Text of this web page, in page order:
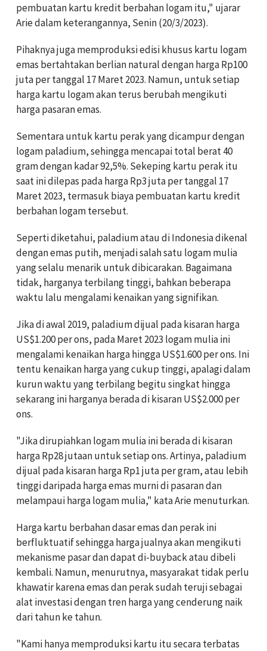
pembuatan kartu kredit berbahan logam itu," ujarar
Arie dalam keterangannya, Senin (20/3/2023).
Pihaknya juga memproduksi edisi khusus kartu logam
emas bertahtakan berlian natural dengan harga Rp100
juta per tanggal 17 Maret 2023. Namun, untuk setiap
harga kartu logam akan terus berubah mengikuti
harga pasaran emas.
Sementara untuk kartu perak yang dicampur dengan
logam paladium, sehingga mencapai total berat 40
gram dengan kadar 92,5%. Sekeping kartu perak itu
saat ini dilepas pada harga Rp3 juta per tanggal 17
Maret 2023, termasuk biaya pembuatan kartu kredit
berbahan logam tersebut.
Seperti diketahui, paladium atau di Indonesia dikenal
dengan emas putih, menjadi salah satu logam mulia
yang selalu menarik untuk dibicarakan. Bagaimana
tidak, harganya terbilang tinggi, bahkan beberapa
waktu lalu mengalami kenaikan yang signifikan.
Jika di awal 2019, paladium dijual pada kisaran harga
US$1.200 per ons, pada Maret 2023 logam mulia ini
mengalami kenaikan harga hingga US$1.600 per ons. Ini
tentu kenaikan harga yang cukup tinggi, apalagi dalam
kurun waktu yang terbilang begitu singkat hingga
sekarang ini harganya berada di kisaran US$2.000 per
ons.
"Jika dirupiahkan logam mulia ini berada di kisaran
harga Rp28 jutaan untuk setiap ons. Artinya, paladium
dijual pada kisaran harga Rp1 juta per gram, atau lebih
tinggi daripada harga emas murni di pasaran dan
melampaui harga logam mulia," kata Arie menuturkan.
Harga kartu berbahan dasar emas dan perak ini
berfluktuatif sehingga harga jualnya akan mengikuti
mekanisme pasar dan dapat di-buyback atau dibeli
kembali. Namun, menurutnya, masyarakat tidak perlu
khawatir karena emas dan perak sudah teruji sebagai
alat investasi dengan tren harga yang cenderung naik
dari tahun ke tahun.
"Kami hanya memproduksi kartu itu secara terbatas